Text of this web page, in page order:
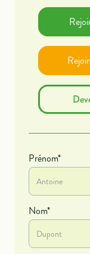
Prénom*
Nom*